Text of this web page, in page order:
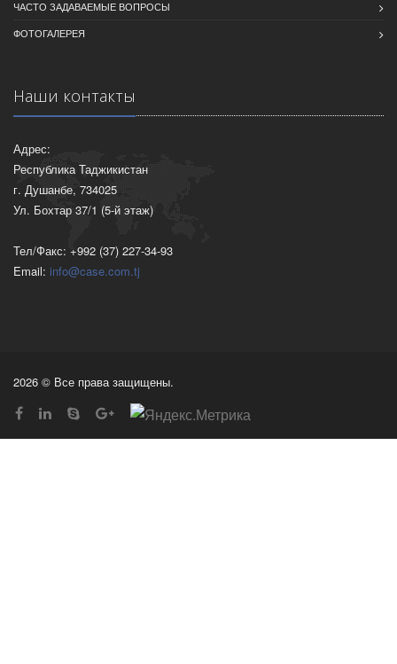
ЧАСТО ЗАДАВАЕМЫЕ ВОПРОСЫ
ФОТОГАЛЕРЕЯ
Наши контакты
Адрес:
Республика Таджикистан
г. Душанбе, 734025
Ул. Бохтар 37/1 (5-й этаж)
Тел/Факс: +992 (37) 227-34-93
Email: info@case.com.tj
2026 © Все права защищены.